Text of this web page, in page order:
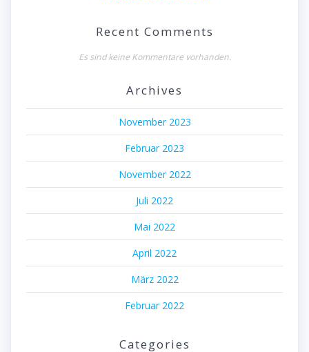
Recent Comments
Es sind keine Kommentare vorhanden.
Archives
November 2023
Februar 2023
November 2022
Juli 2022
Mai 2022
April 2022
März 2022
Februar 2022
Categories